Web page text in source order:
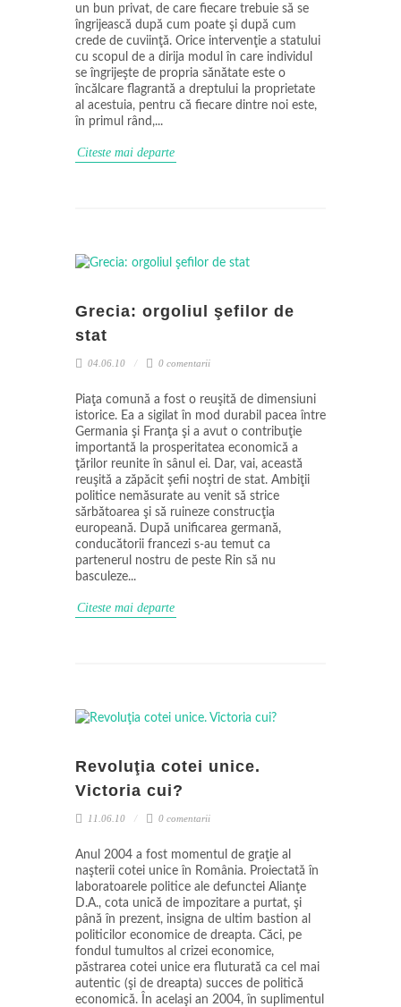
un bun privat, de care fiecare trebuie să se
îngrijească după cum poate şi după cum
crede de cuviinţă. Orice intervenţie a statului
cu scopul de a dirija modul în care individul
se îngrijeşte de propria sănătate este o
încălcare flagrantă a dreptului la proprietate
al acestuia, pentru că fiecare dintre noi este,
în primul rând,...
Citeste mai departe
Grecia: orgoliul şefilor de
stat
04.06.10 0 comentarii
Piaţa comună a fost o reuşită de dimensiuni
istorice. Ea a sigilat în mod durabil pacea între
Germania şi Franţa şi a avut o contribuţie
importantă la prosperitatea economică a
ţărilor reunite în sânul ei. Dar, vai, această
reuşită a zăpăcit şefii noştri de stat. Ambiţii
politice nemăsurate au venit să strice
sărbătoarea şi să ruineze construcţia
europeană. După unificarea germană,
conducătorii francezi s-au temut ca
partenerul nostru de peste Rin să nu
basculeze...
Citeste mai departe
Revoluţia cotei unice.
Victoria cui?
11.06.10 0 comentarii
Anul 2004 a fost momentul de graţie al
naşterii cotei unice în România. Proiectată în
laboratoarele politice ale defunctei Alianţe
D.A., cota unică de impozitare a purtat, şi
până în prezent, insigna de ultim bastion al
politicilor economice de dreapta. Căci, pe
fondul tumultos al crizei economice,
păstrarea cotei unice era fluturată ca cel mai
autentic (şi de dreapta) succes de politică
economică. În acelaşi an 2004, în suplimentul